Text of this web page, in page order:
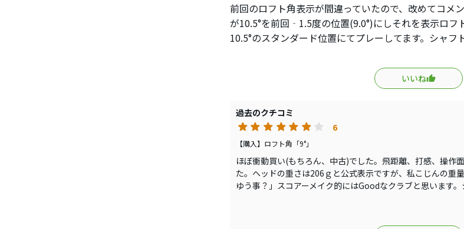
前回のロフト角表示が間違っていたので、改めてコメ
が10.5°を前回‐1.5度の位置(9.0°)にしそれを表示ロフ
10.5°のスタンダード位置にてプレーしてます。シャフ
Speeder EVOⅢ 569sにリシャフトしてます。私個人
いです。弾道は、私好みのストレートドロー。高さは
PXG 0211はシリーズの中でも安価なクラブじゃないか
コメントした通り、好き嫌いはハッキリする音だと思
スなデザインが好みの方のはGoodなデザインだと思い
いいね
過去のクチコミ
6
【購入】ロフト角「9°」
ほぼ衝動買い(もちろん、中古)でした。飛距離、打感、操作
た。ヘッドの重さは206ｇと公式表示ですが、私こじんの重
ゆう事？」スコアーメイク的にはGoodなクラブと思います
55sの45.5in仕様。ほどよくつかまってくれるのもイイです
ないです。打音はピンのG410に似た打音で好き嫌いが極端
ドローやストレートフェードが強くなるので、競技志向の方